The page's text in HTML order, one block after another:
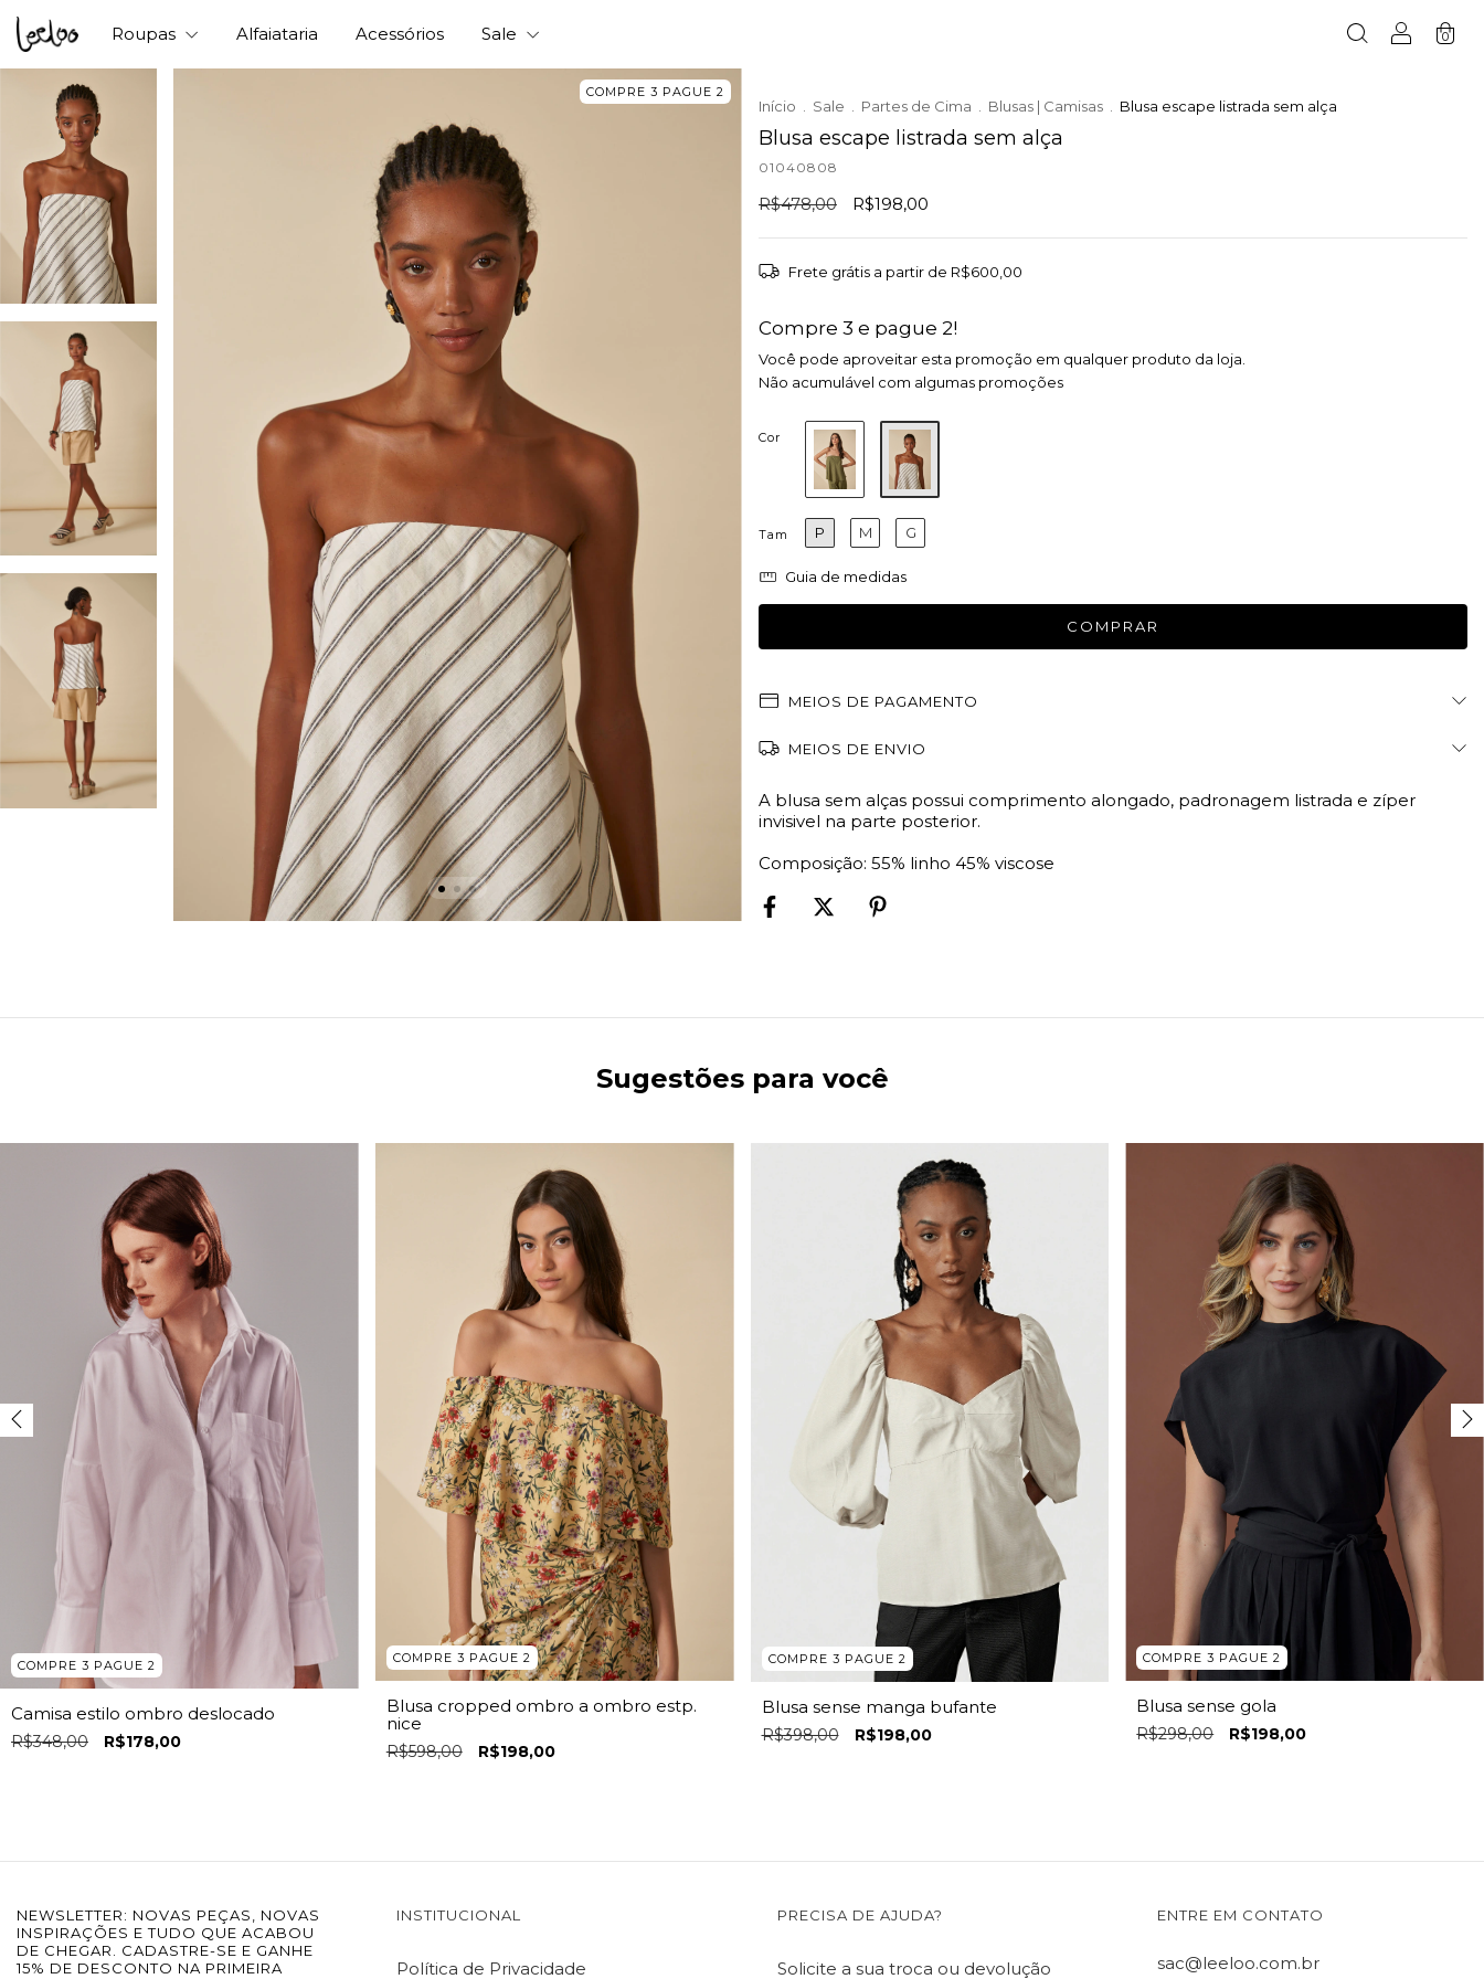
Roupas Alfaiataria Acessórios Sale 0
COMPRE 3 PAGUE 2
Início Sale Partes de Cima Blusas | Camisas Blusa escape listrada sem alça
Blusa escape listrada sem alça
01040808
R$478,00 R$198,00
Frete grátis a partir de R$600,00
Compre 3 e pague 2!
Você pode aproveitar esta promoção em qualquer produto da loja.
Não acumulável com algumas promoções
Cor
Tam P M G
Guia de medidas
MEIOS DE PAGAMENTO
MEIOS DE ENVIO
A blusa sem alças possui comprimento alongado, padronagem listrada e zíper
invisivel na parte posterior.
Composição: 55% linho 45% viscose
Sugestões para você
COMPRE 3 PAGUE 2
Camisa estilo ombro deslocado
R$348,00 R$178,00
COMPRE 3 PAGUE 2
Blusa cropped ombro a ombro estp.
nice
R$598,00 R$198,00
COMPRE 3 PAGUE 2
Blusa sense manga bufante
R$398,00 R$198,00
COMPRE 3 PAGUE 2
Blusa sense gola
R$298,00 R$198,00
NEWSLETTER: NOVAS PEÇAS, NOVAS
INSPIRAÇÕES E TUDO QUE ACABOU
DE CHEGAR. CADASTRE-SE E GANHE
15% DE DESCONTO NA PRIMEIRA
INSTITUCIONAL
Política de Privacidade
PRECISA DE AJUDA?
Solicite a sua troca ou devolução
ENTRE EM CONTATO
sac@leeloo.com.br